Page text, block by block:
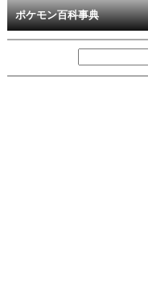
ポケモン百科事典